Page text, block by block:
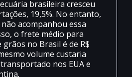
brasileira cresceu
19,5%. No entanto,
acompanhou essa
o frete médio para
no Brasil é de R$
volume custaria
nos EUA e